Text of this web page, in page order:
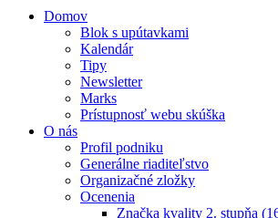
Domov
Blok s upútavkami
Kalendár
Tipy
Newsletter
Marks
Prístupnosť webu skúška
O nás
Profil podniku
Generálne riaditeľstvo
Organizačné zložky
Ocenenia
Značka kvality 2. stupňa